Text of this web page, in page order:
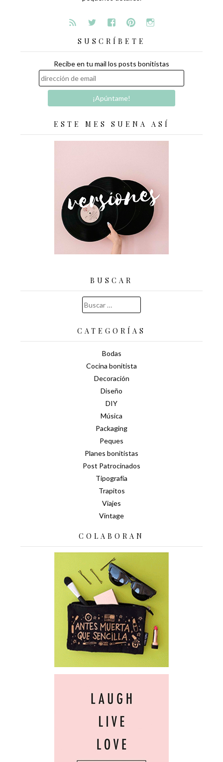
SUSCRÍBETE
Recibe en tu mail los posts bonitistas
ESTE MES SUENA ASÍ
BUSCAR
Buscar:
CATEGORÍAS
Bodas
Cocina bonitista
Decoración
Diseño
DIY
Música
Packaging
Peques
Planes bonitistas
Post Patrocinados
Tipografía
Trapitos
Viajes
Vintage
COLABORAN